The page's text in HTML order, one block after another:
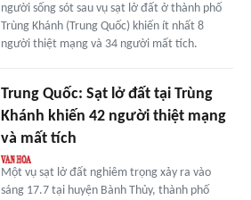
người sống sót sau vụ sạt lở đất ở thành phố
Trùng Khánh (Trung Quốc) khiến ít nhất 8
người thiệt mạng và 34 người mất tích.
Trung Quốc: Sạt lở đất tại Trùng
Khánh khiến 42 người thiệt mạng
và mất tích
Một vụ sạt lở đất nghiêm trọng xảy ra vào
sáng 17.7 tại huyện Bành Thủy, thành phố